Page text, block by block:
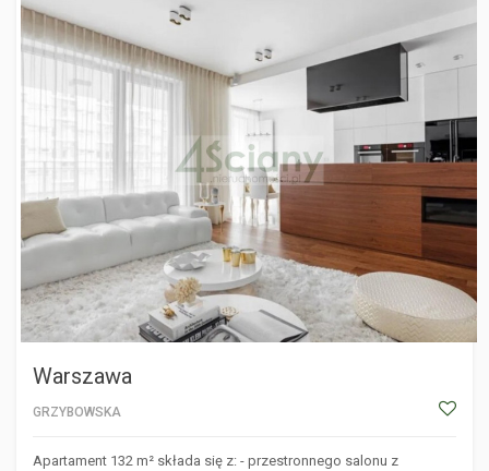
WARSZAWA
Warszawa
GRZYBOWSKA
Apartament 132 m² składa się z: - przestronnego salonu z